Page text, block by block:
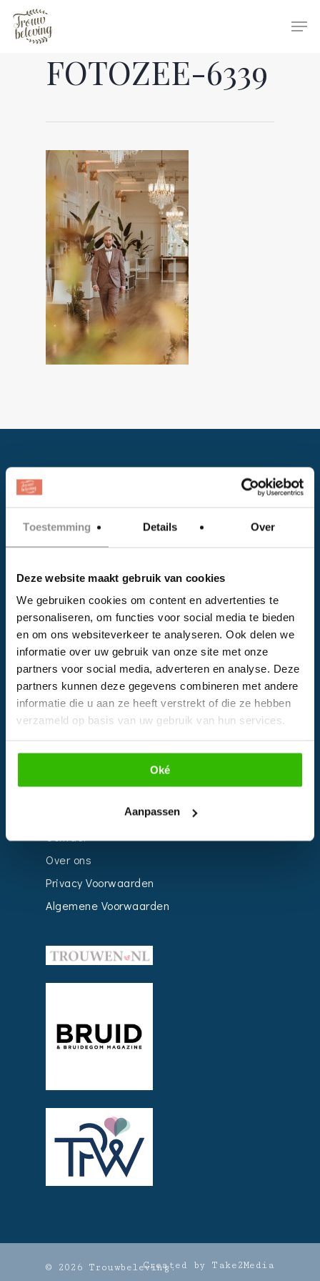
Toestemming Details Over
Deze website maakt gebruik van cookies
We gebruiken cookies om content en advertenties te
personaliseren, om functies voor social media te bieden
en om ons websiteverkeer te analyseren. Ook delen we
informatie over uw gebruik van onze site met onze
partners voor social media, adverteren en analyse. Deze
partners kunnen deze gegevens combineren met andere
informatie die u aan ze heeft verstrekt of die ze hebben
verzameld op basis van uw gebruik van hun services.
Oké
Aanpassen
Hit enter to search or ESC to close
FOTOZEE-6339
Instagram
EVENTS
Kalender
Bedrijven
Impressie
Over ons
Privacy Voorwaarden
Algemene Voorwaarden
© 2026 Trouwbeleving.Created by Take2Media